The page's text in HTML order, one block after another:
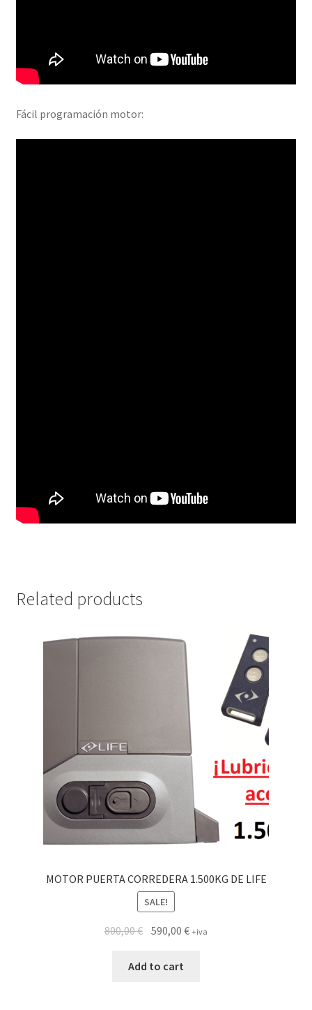
Fácil programación motor:
Related products
MOTOR PUERTA CORREDERA 1.500KG DE LIFE
SALE!
800,00€ 590,00€ +iva
Add to cart